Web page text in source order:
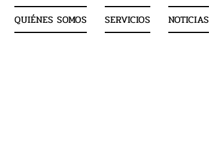
QUIÉNES SOMOS SERVICIOS NOTICIAS